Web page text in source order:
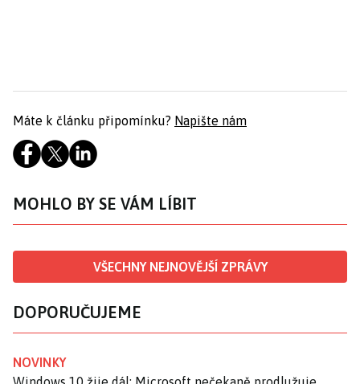
Máte k článku připomínku? Napište nám
MOHLO BY SE VÁM LÍBIT
VŠECHNY NEJNOVĚJŠÍ ZPRÁVY
DOPORUČUJEME
NOVINKY